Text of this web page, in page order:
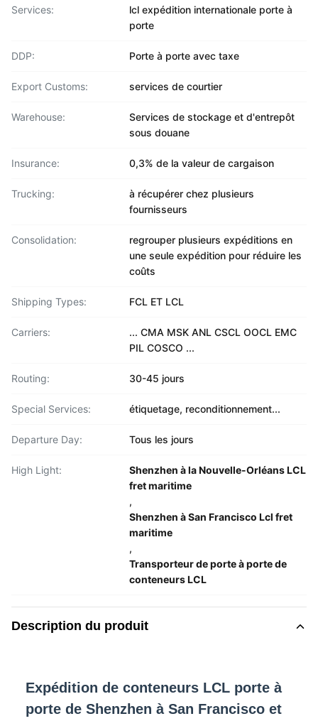
Services:
lcl expédition internationale porte à
porte
DDP: Porte à porte avec taxe
Export Customs: services de courtier
Warehouse:
Services de stockage et d'entrepôt
sous douane
Insurance: 0,3% de la valeur de cargaison
Trucking:
à récupérer chez plusieurs
fournisseurs
Consolidation:
regrouper plusieurs expéditions en
une seule expédition pour réduire les
coûts
Shipping Types: FCL ET LCL
Carriers:
... CMA MSK ANL CSCL OOCL EMC
PIL COSCO ...
Routing: 30-45 jours
Special Services: étiquetage, reconditionnement...
Departure Day: Tous les jours
High Light:
Shenzhen à la Nouvelle-Orléans LCL
fret maritime
,
Shenzhen à San Francisco Lcl fret
maritime
,
Transporteur de porte à porte de
conteneurs LCL
Description du produit
Expédition de conteneurs LCL porte à
porte de Shenzhen à San Francisco et